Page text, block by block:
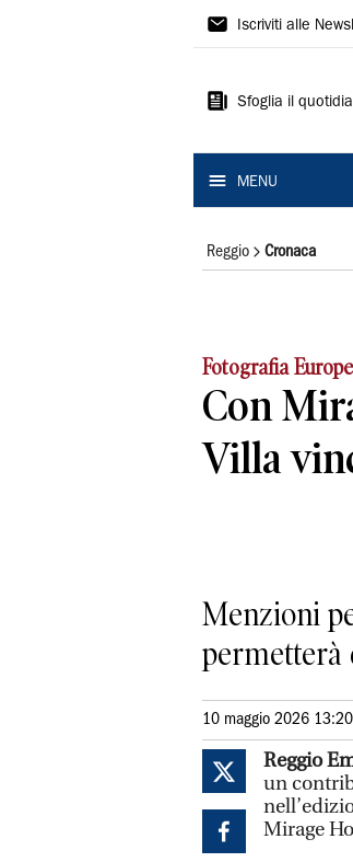
Gazzetta
Reggio
Iscriviti alle
Sfoglia il
MENU
Reggio Cronaca
Fotografia Europe
Con
Villa
Menzioni
permetterà
10 maggio 2026 13:20
Reggio
un
Mirage